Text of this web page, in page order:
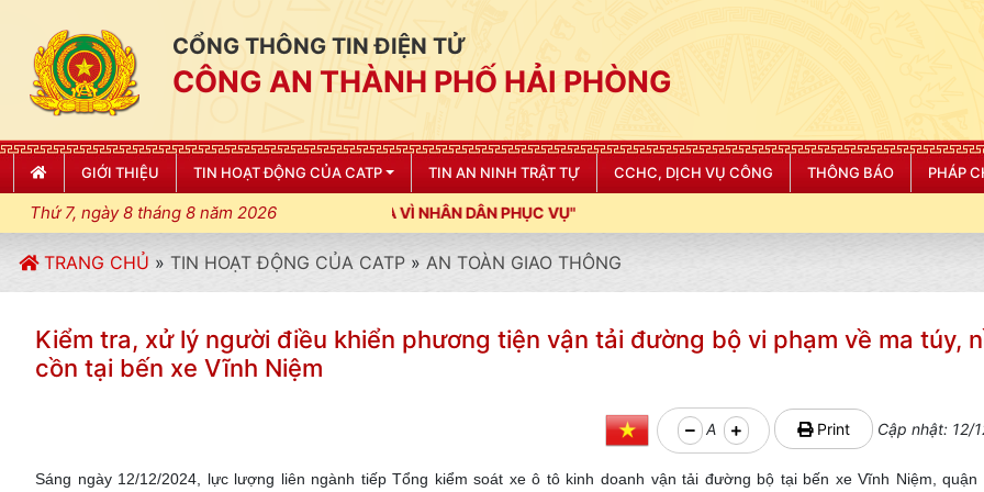
CỔNG THÔNG TIN ĐIỆN TỬ
CÔNG AN THÀNH PHỐ HẢI PHÒNG
GIỚI THIỆU TIN HOẠT ĐỘNG CỦA CATP TIN AN NINH TRẬT TỰ CCHC, DỊCH VỤ CÔNG THÔNG BÁO PHÁP
Thứ 7, ngày 8 tháng 8 năm 2026
TRANG CHỦ » TIN HOẠT ĐỘNG CỦA CATP » AN TOÀN GIAO THÔNG
Kiểm tra, xử lý người điều khiển phương tiện vận tải đường bộ vi phạm về ma túy,
cồn tại bến xe Vĩnh Niệm
A Print Cập nhật: 12/
Sáng ngày 12/12/2024, lực lượng liên ngành tiếp Tổng kiểm soát xe ô tô kinh doanh vận tải đường bộ tại bến xe Vĩnh Niệm, quận